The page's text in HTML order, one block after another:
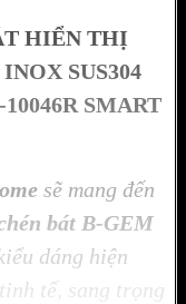
HIỂN THỊ
SUS304
SMART
sẽ mang đến
bát B-GEM
dáng hiện
tế, sang trọng